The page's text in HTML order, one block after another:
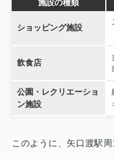
施設の種類
ショッピング施設
飲食店
公園・レクリエーショ
ン施設
このように、矢口渡駅